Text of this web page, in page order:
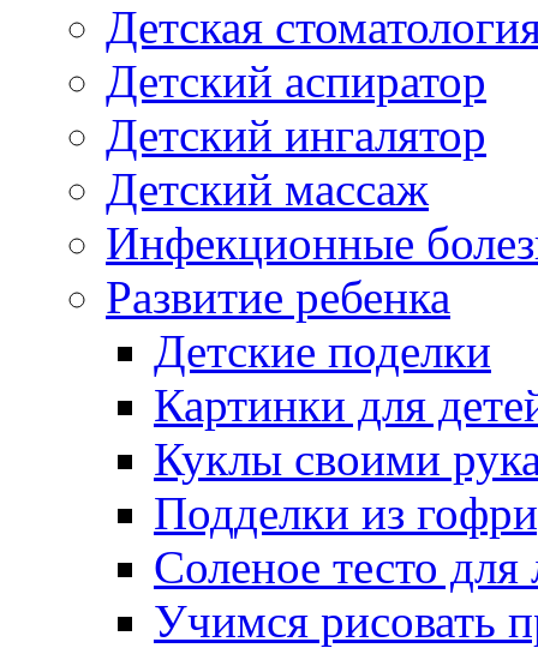
Детская
Детский аспиратор
Детский ингалятор
Детский массаж
Инфекционные
Развитие ребенка
Детские поделки
Картинки для
Куклы своими
Подделки из
Соленое тесто для
Учимся рисовать